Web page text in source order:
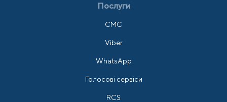
Послуги
СМС
Viber
WhatsApp
Голосові сервіси
RCS